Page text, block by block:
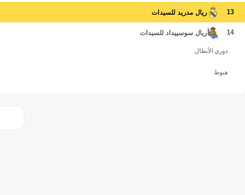
13 ريال مدريد للسيدات
14 ريال سوسييداد للسيدات
دوري الأبطال
هبوط